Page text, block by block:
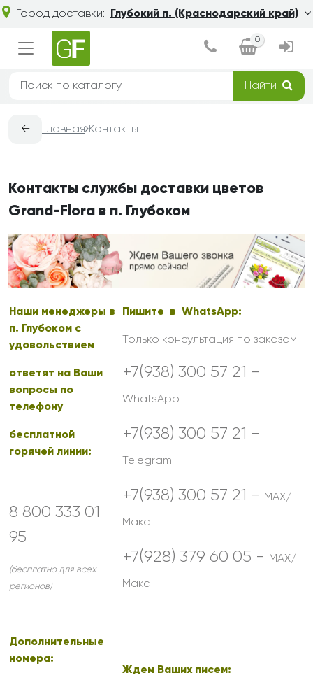
Город доставки: Глубокий п. (Краснодарский край)
0
Найти
← Главная Контакты
Контакты службы доставки цветов
Grand-Flora в п. Глубоком
Наши менеджеры в
п. Глубоком с
удовольствием
ответят на Ваши
вопросы по
телефону
бесплатной
горячей линии:
8 800 333 01
95
(бесплатно для всех
регионов)
Дополнительные
номера:
Пишите в WhatsApp:
Только консультация по заказам
+7(938) 300 57 21 -
WhatsApp
+7(938) 300 57 21 -
Telegram
+7(938) 300 57 21 - MAX/
Макс
+7(928) 379 60 05 - MAX/
Макс
Ждем Ваших писем: